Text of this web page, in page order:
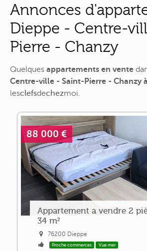
Annonces
Dieppe - Centre-
Pierre - Chanzy
Quelques appartements en vente
Centre-ville - Saint-Pierre - Chanzy
lesclefsdechezmoi.
88 000 €
Appartement a vendre 2
34 m²
76200 Dieppe
Proche commerces Vue mer